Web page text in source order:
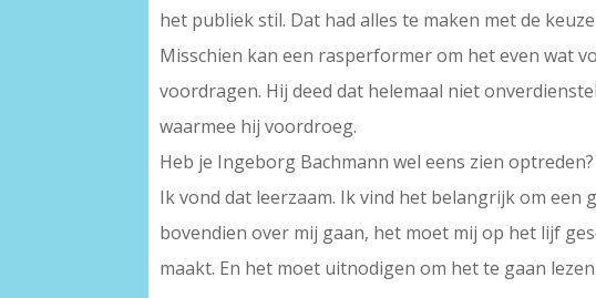
het publiek stil. Dat had alles te maken met de
Misschien kan een rasperformer om het even wat
voordragen. Hij deed dat helemaal niet
waarmee hij voordroeg.
Heb je Ingeborg Bachmann wel eens zien
Ik vond dat leerzaam. Ik vind het belangrijk om
bovendien over mij gaan, het moet mij op het lijf
maakt. En het moet uitnodigen om het te gaan